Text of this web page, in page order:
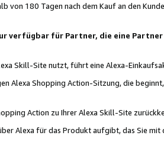
von 180 Tagen nach dem Kauf an den
verfügbar für Partner, die eine
Skill-Site nutzt, führt eine Alexa-
Alexa Shopping Action-Sitzung, die
Action zu Ihrer Alexa Skill-Site
Alexa für das Produkt aufgibt, das Sie mit